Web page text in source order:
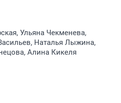
Ульяна Чекменева,
Наталья Лыжина,
Алина Кикеля